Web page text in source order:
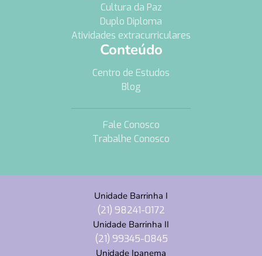
Cultura da Paz
Duplo Diploma
Atividades extracurriculares
Conteúdo
Centro de Estudos
Blog
Fale Conosco
Trabalhe Conosco
Unidade Barrinha I
(21) 98241-0172
Unidade Barrinha II
(21) 99345-0845
Unidade Ipanema